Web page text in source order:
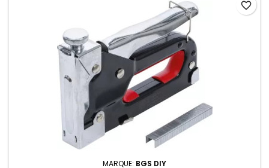
MARQUE: BGS DIY
favorite_border